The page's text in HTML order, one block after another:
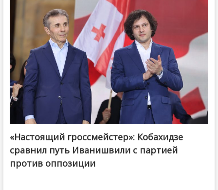
@ქართული ოცნება / Georgian Dream
«Настоящий гроссмейстер»: Кобахидзе
сравнил путь Иванишвили с партией
против оппозиции